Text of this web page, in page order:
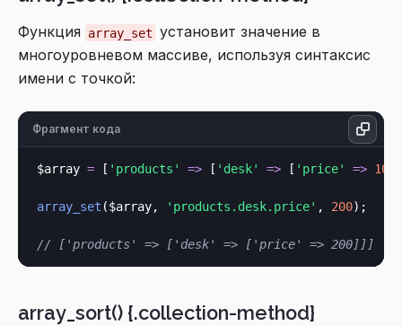
Функция array_set установит значение в
многоуровневом массиве, используя синтаксис
имени с точкой:
Фрагмент кода
$array = [ 'products' => [ 'desk' => [ 'price' => 100
array_set ($array, 'products.desk.price' , 200);
// ['products' => ['desk' => ['price' => 200]]]
array_sort() {.collection-method}